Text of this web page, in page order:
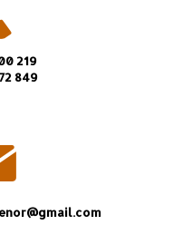
219
849